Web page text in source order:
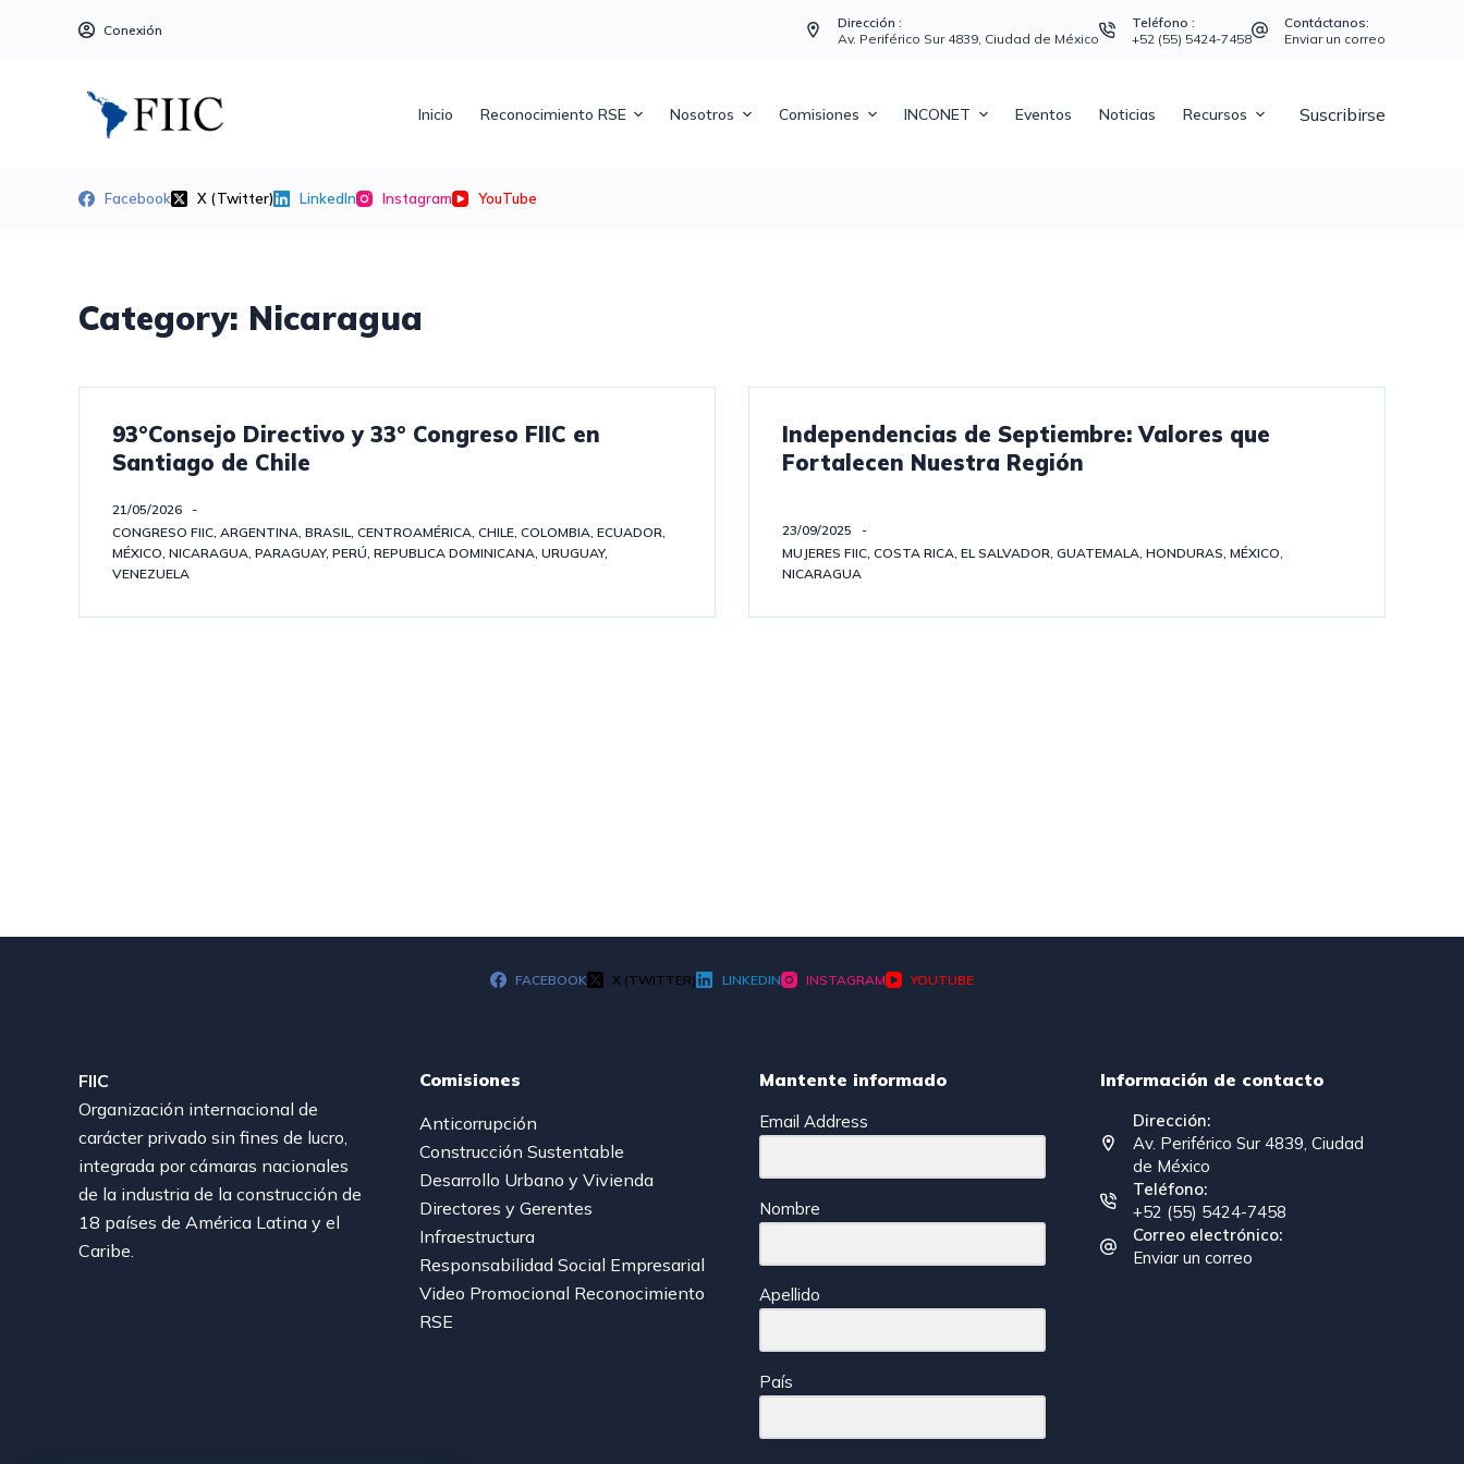
Conexión
Dirección :
Av. Periférico Sur 4839, Ciudad de México
Teléfono :
+52 (55) 5424-7458
Contáctanos:
Enviar un correo
Inicio Reconocimiento RSE Nosotros Comisiones INCONET Eventos Noticias Recursos Suscribirse
Facebook X (Twitter) LinkedIn Instagram YouTube
Category: Nicaragua
93°Consejo Directivo y 33° Congreso FIIC en
Santiago de Chile
21/05/2026
CONGRESO FIIC ARGENTINA BRASIL CENTROAMÉRICA CHILE COLOMBIA ECUADOR
MÉXICO NICARAGUA PARAGUAY, PERÚ REPUBLICA DOMINICANA URUGUAY,
VENEZUELA
Independencias de Septiembre: Valores que
Fortalecen Nuestra Región
23/09/2025
MUJERES FIIC COSTA RICA EL SALVADOR GUATEMALA HONDURAS MÉXICO
NICARAGUA
FACEBOOK X (TWITTER) LINKEDIN INSTAGRAM YOUTUBE
FIIC
Organización internacional de
carácter privado sin fines de lucro,
integrada por cámaras nacionales
de la industria de la construcción de
18 países de América Latina y el
Caribe.
Comisiones
Anticorrupción
Construcción Sustentable
Desarrollo Urbano y Vivienda
Directores y Gerentes
Infraestructura
Responsabilidad Social Empresarial
Video Promocional Reconocimiento
RSE
Mantente informado
Email Address
Nombre
Apellido
País
Información de contacto
Dirección:
Av. Periférico Sur 4839, Ciudad
de México
Teléfono:
+52 (55) 5424-7458
Correo electrónico:
Enviar un correo